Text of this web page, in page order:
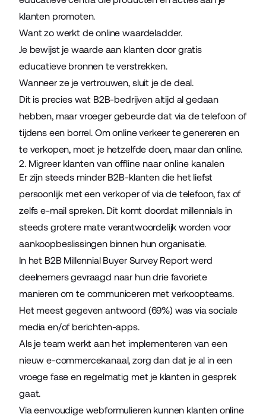
klanten promoten.
Want zo werkt de online waardeladder.
Je bewijst je waarde aan klanten door gratis
educatieve bronnen te verstrekken.
Wanneer ze je vertrouwen, sluit je de deal.
Dit is precies wat B2B-bedrijven altijd al gedaan
hebben, maar vroeger gebeurde dat via de telefoon of
tijdens een borrel. Om online verkeer te genereren en
te verkopen, moet je hetzelfde doen, maar dan online.
2. Migreer klanten van offline naar online kanalen
Er zijn steeds minder B2B-klanten die het liefst
persoonlijk met een verkoper of via de telefoon, fax of
zelfs e-mail spreken. Dit komt doordat millennials in
steeds grotere mate verantwoordelijk worden voor
aankoopbeslissingen binnen hun organisatie.
In het B2B Millennial Buyer Survey Reportwerd
deelnemers gevraagd naar hun drie favoriete
manieren om te communiceren met verkoopteams.
Het meest gegeven antwoord (69%) was via sociale
media en/of berichten-apps.
Als je team werkt aan het implementeren van een
nieuw e-commercekanaal, zorg dan dat je al in een
vroege fase en regelmatig met je klanten in gesprek
gaat.
Via eenvoudige webformulieren kunnen klanten online